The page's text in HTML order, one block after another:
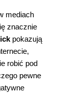
mediach
znacznie
pokazują
robić pod
pewne